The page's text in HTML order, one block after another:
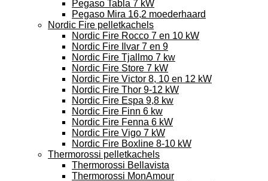
Pegaso Tabla 7 kW
Pegaso Mira 16,2 moederhaard
Nordic Fire pelletkachels
Nordic Fire Rocco 7 en 10 kW
Nordic Fire Ilvar 7 en 9
Nordic Fire Tjallmo 7 kw
Nordic Fire Store 7 kW
Nordic Fire Victor 8, 10 en 12 kW
Nordic Fire Thor 9-12 kW
Nordic Fire Espa 9,8 kw
Nordic Fire Finn 6 kw
Nordic Fire Fenna 6 kW
Nordic Fire Vigo 7 kW
Nordic Fire Boxline 8-10 kW
Thermorossi pelletkachels
Thermorossi Bellavista
Thermorossi MonAmour